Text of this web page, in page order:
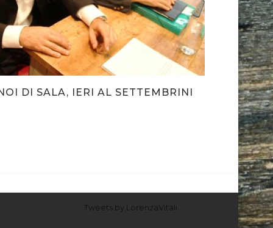
DI SALA, IERI AL SETTEMBRINI
Tweets by LorenzaVitali